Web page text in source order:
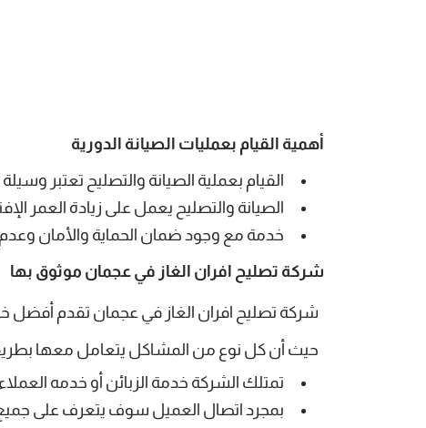
أهمية القيام بعمليات الصيانة الدورية
القيام بعملية الصيانة والتصليح تعتبر
الصيانة والتصليح يعمل على زيادة العمر
خدمة مع وجود ضمان الحماية والأمان
شركة تصليح افران الغاز في عجمان موثوق بها
شركة تصليح افران الغاز في عجمان تقدم أفضل
حيث أن كل نوع من المشاكل يتعامل معها
تمتلك الشركة خدمة الزبائن أو خدمه العملاء وهي خدمة تعمل على
بمجرد اتصال العميل سوف يتعرف على جميع